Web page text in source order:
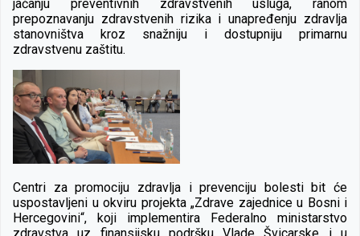
jačanju preventivnih zdravstvenih usluga, ranom
prepoznavanju zdravstvenih rizika i unapređenju zdravlja
stanovništva kroz snažniju i dostupniju primarnu
zdravstvenu zaštitu.
Centri za promociju zdravlja i prevenciju bolesti bit će
uspostavljeni u okviru projekta „Zdrave zajednice u Bosni i
Hercegovini“, koji implementira Federalno ministarstvo